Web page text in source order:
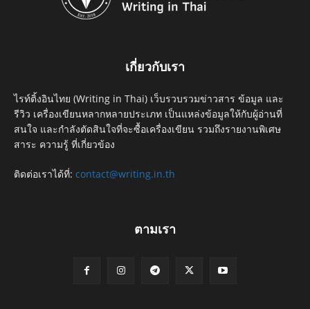
เกี่ยวกับเรา
ไรท์ติ้งอินไทย (Writing in Thai) เว็บรวบรวมข่าวสาร ข้อมูล และ
รีวิว เครื่องเขียนหลากหลายประเภท เป็นแหล่งข้อมูลให้กับผู้อ่านที่
สนใจ และกำลังตัดสินใจที่จะซื้อเครื่องเขียน รวมถึงรายงานพิเศษ
สาระ ความรู้ ที่เกี่ยวข้อง
ติดต่อเราได้ที่: contact@writing.in.th
ตามเรา